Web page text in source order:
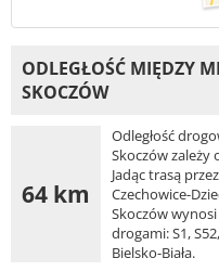
ODLEGŁOŚĆ MIĘDZY
SKOCZÓW
64 km
Odległość
Skoczów
Jadąc trasą
Czechowice-
Skoczów
drogami: S1,
Bielsko-Biała.